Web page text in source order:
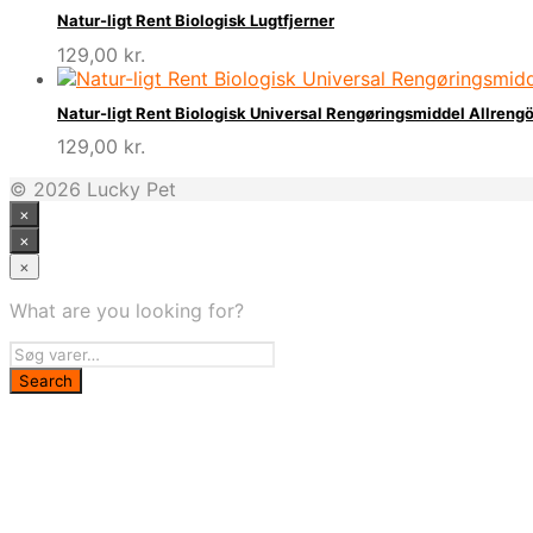
Natur-ligt Rent Biologisk Lugtfjerner
129,00 kr.
Natur-ligt Rent Biologisk Universal Rengøringsmiddel
129,00 kr.
© 2026 Lucky Pet
×
×
×
What are you looking for?